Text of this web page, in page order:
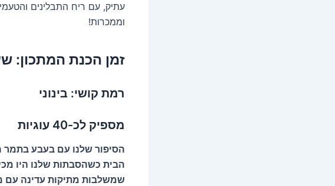
עתיק, עם ריח התבלינים
וממכרות!
זמן הכנת המתכון:
רמת קושי: בינוני
מספיק לכ-40 עוגיות
הסיפור שלנו עם בעבע בתמר
הבית כשהסבתות שלנו היו
שמשלבות מתיקות עדינה עם